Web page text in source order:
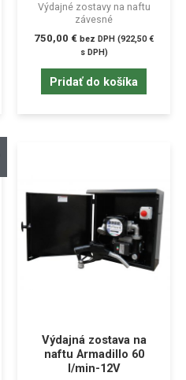
Výdajné zostavy na naftu
závesné
750,00 € bez DPH (922,50€
s DPH)
Pridať do košíka
Výdajná zostava na
naftu Armadillo 60
l/min-12V